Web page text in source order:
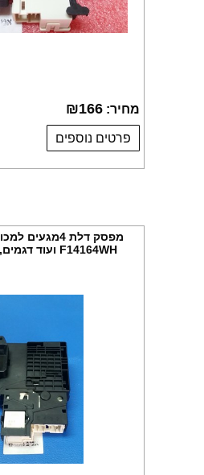
מחיר: ₪166
פרטים נוספים
מפסק דלת
F14164WH ועוד דגמים, מקט 013350